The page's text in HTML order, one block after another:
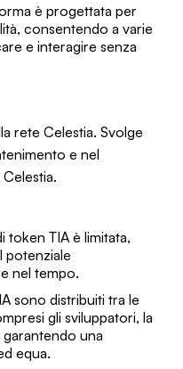
è progettata per
consentendo a varie
e interagire senza
rete Celestia. Svolge
e nel
token TIA è limitata,
potenziale
nel tempo.
sono distribuiti tra le
gli sviluppatori, la
una
equa.